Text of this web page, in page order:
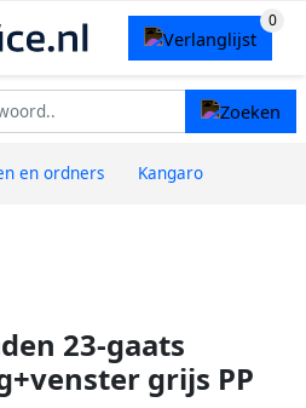
en ordners Kangaro
23-gaats
grijs PP